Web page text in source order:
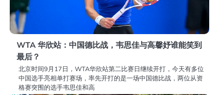
WTA 华欣站：中国德比战，韦思佳与高馨妤谁能笑到
最后？
北京时间9月17日，WTA华欣站第二比赛日继续开打，今天有多位
中国选手亮相单打赛场，率先开打的是一场中国德比战，两位从资
格赛突围的选手韦思佳和高